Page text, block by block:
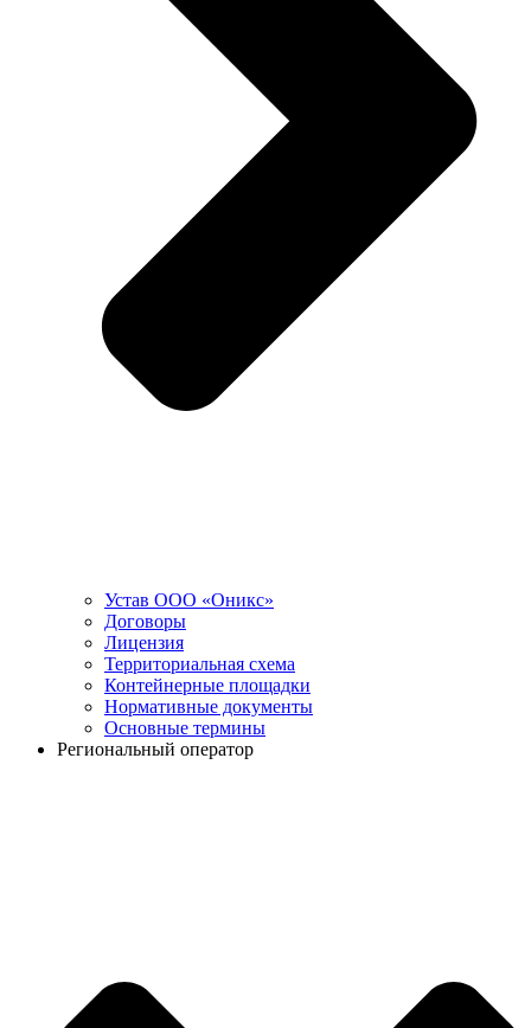
Устав ООО «Оникс»
Договоры
Лицензия
Территориальная схема
Контейнерные площадки
Нормативные документы
Основные термины
Региональный оператор